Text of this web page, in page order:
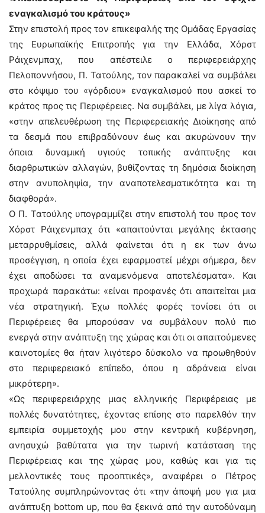
εναγκαλισμό του κράτους»
Στην επιστολή προς τον επικεφαλής της Ομάδας Εργασίας
της Ευρωπαϊκής Επιτροπής για την Ελλάδα, Χόρστ
Ράιχενμπαχ, που απέστειλε ο περιφερειάρχης
Πελοποννήσου, Π. Τατούλης, τον παρακαλεί να συμβάλει
στο κόψιμο του «γόρδιου» εναγκαλισμού που ασκεί το
κράτος προς τις Περιφέρειες. Να συμβάλει, με λίγα λόγια,
«στην απελευθέρωση της Περιφερειακής Διοίκησης από
τα δεσμά που επιβραδύνουν έως και ακυρώνουν την
όποια δυναμική υγιούς τοπικής ανάπτυξης και
διαρθρωτικών αλλαγών, βυθίζοντας τη δημόσια διοίκηση
στην ανυποληψία, την αναποτελεσματικότητα και τη
διαφθορά».
Ο Π. Τατούλης υπογραμμίζει στην επιστολή του προς τον
Χόρστ Ράιχενμπαχ ότι «απαιτούνται μεγάλης έκτασης
μεταρρυθμίσεις, αλλά φαίνεται ότι η εκ των άνω
προσέγγιση, η οποία έχει εφαρμοστεί μέχρι σήμερα, δεν
έχει αποδώσει τα αναμενόμενα αποτελέσματα». Και
προχωρά παρακάτω: «είναι προφανές ότι απαιτείται μια
νέα στρατηγική. Έχω πολλές φορές τονίσει ότι οι
Περιφέρειες θα μπορούσαν να συμβάλουν πολύ πιο
ενεργά στην ανάπτυξη της χώρας και ότι οι απαιτούμενες
καινοτομίες θα ήταν λιγότερο δύσκολο να προωθηθούν
στο περιφερειακό επίπεδο, όπου η αδράνεια είναι
μικρότερη».
«Ως περιφερειάρχης μιας ελληνικής Περιφέρειας με
πολλές δυνατότητες, έχοντας επίσης στο παρελθόν την
εμπειρία συμμετοχής μου στην κεντρική κυβέρνηση,
ανησυχώ βαθύτατα για την τωρινή κατάσταση της
Περιφέρειας και της χώρας μου, καθώς και για τις
μελλοντικές τους προοπτικές», αναφέρει ο Πέτρος
Τατούλης συμπληρώνοντας ότι «την άποψή μου για μια
ανάπτυξη bottom up, που θα ξεκινά από την αυτοδύναμη